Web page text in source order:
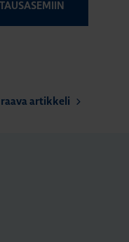
artikkeli